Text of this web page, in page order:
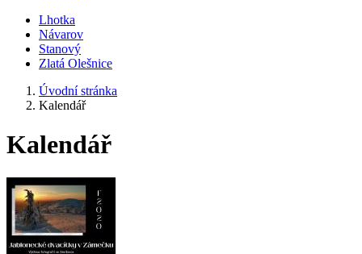
Lhotka
Návarov
Stanový
Zlatá Olešnice
Úvodní stránka
Kalendář
Kalendář